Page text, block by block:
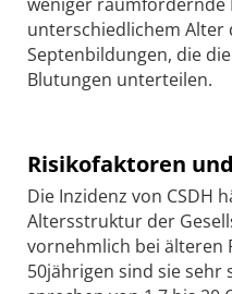
unterschiedlichem Alter
Septenbildungen, die
Blutungen unterteilen.
Risikofaktoren
Die Inzidenz von CSDH
Altersstruktur der
vornehmlich bei älteren
50jährigen sind sie sehr